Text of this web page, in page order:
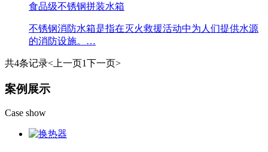
食品级不锈钢拼装水箱
不锈钢消防水箱是指在灭火救援活动中为人们提供水源
的消防设施。…
共4条记录<上一页1下一页>
案例展示
Case show